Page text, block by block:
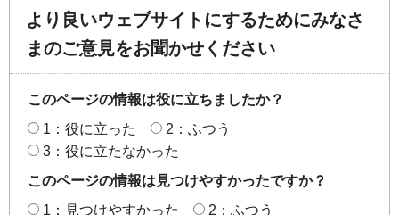
より良いウェブサイトにするためにみなさ
まのご意見をお聞かせください
このページの情報は役に立ちましたか？
1：役に立った
2：ふつう
3：役に立たなかった
このページの情報は見つけやすかったですか？
1：見つけやすかった
2：ふつう